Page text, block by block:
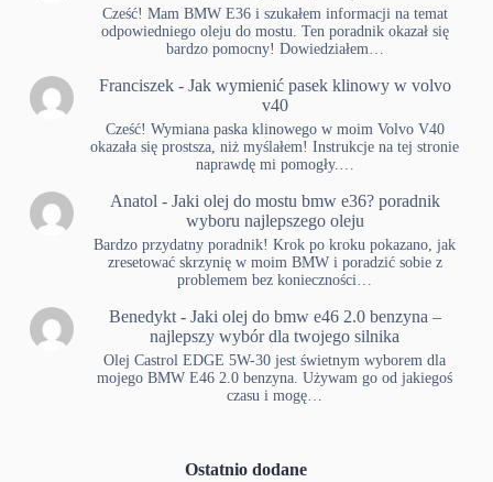
Cześć! Mam BMW E36 i szukałem informacji na temat
odpowiedniego oleju do mostu. Ten poradnik okazał się
bardzo pomocny! Dowiedziałem…
Franciszek- Jak wymienić pasek klinowy w volvo
v40
Cześć! Wymiana paska klinowego w moim Volvo V40
okazała się prostsza, niż myślałem! Instrukcje na tej stronie
naprawdę mi pomogły.…
Anatol - Jaki olej do mostu bmw e36? poradnik
wyboru najlepszego oleju
Bardzo przydatny poradnik! Krok po kroku pokazano, jak
zresetować skrzynię w moim BMW i poradzić sobie z
problemem bez konieczności…
Benedykt- Jaki olej do bmw e46 2.0 benzyna –
najlepszy wybór dla twojego silnika
Olej Castrol EDGE 5W-30 jest świetnym wyborem dla
mojego BMW E46 2.0 benzyna. Używam go od jakiegoś
czasu i mogę…
Ostatnio dodane